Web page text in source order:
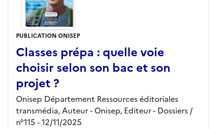
PUBLICATION ONISEP
Classes prépa : quelle voie
choisir selon son bac et son
projet ?
Onisep Département Ressources éditoriales
transmédia, Auteur - Onisep, Editeur- Dossiers /
n°115 - 12/11/2025